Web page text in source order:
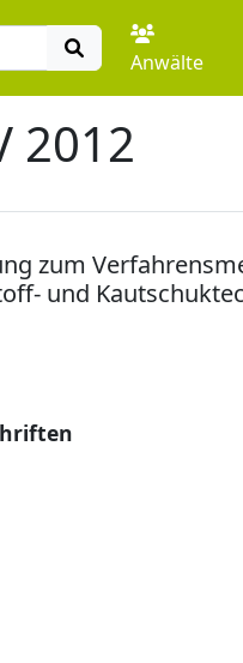
Anwälte
2012
zum
und